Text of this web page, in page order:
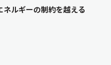
ネルギーの制約を越える